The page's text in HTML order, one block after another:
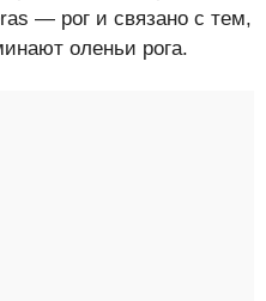
— рог и связано с тем,
оленьи рога.